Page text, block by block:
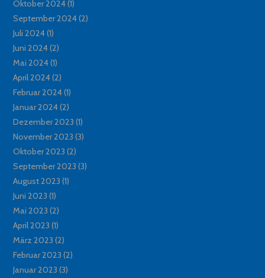
Oktober 2024(1)
September 2024(2)
Juli 2024(1)
Juni 2024(2)
Mai 2024(1)
April 2024(2)
Februar 2024(1)
Januar 2024(2)
Dezember 2023 (1)
November 2023 (3)
Oktober 2023 (2)
September 2023 (3)
August 2023 (1)
Juni 2023 (1)
Mai 2023 (2)
April 2023 (1)
März 2023 (2)
Februar 2023 (2)
Januar 2023 (3)